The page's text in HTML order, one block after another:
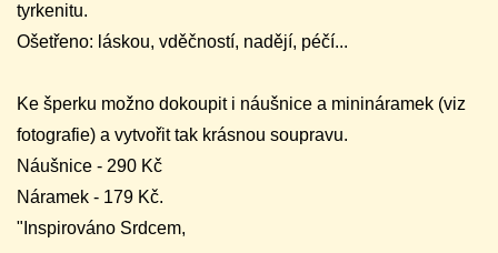
tyrkenitu.
Ošetřeno: láskou, vděčností, nadějí, péčí...
Ke šperku možno dokoupit i náušnice a minináramek (viz
fotografie) a vytvořit tak krásnou soupravu.
Náušnice - 290 Kč
Náramek - 179 Kč.
"Inspirováno Srdcem,